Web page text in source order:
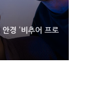
경 ‘비추어 프로
키징 대기 중
오픈AI